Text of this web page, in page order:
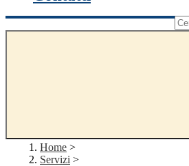
Campo di ricerca per le pagine del sito
Home >
Servizi >